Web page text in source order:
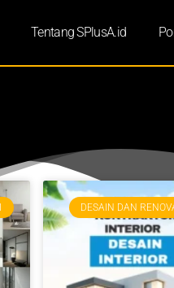
Tentang SPlusA.id
DESAIN DAN